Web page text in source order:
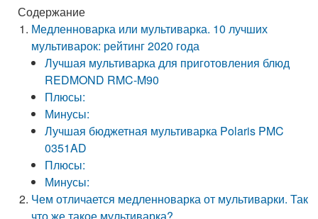
Содержание
Медленноварка или мультиварка. 10 лучших
мультиварок: рейтинг 2020 года
Лучшая мультиварка для приготовления блюд
REDMOND RMC-M90
Плюсы:
Минусы:
Лучшая бюджетная мультиварка Polaris PMC
0351AD
Плюсы:
Минусы:
Чем отличается медленноварка от мультиварки. Так